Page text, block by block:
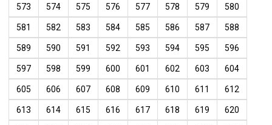
573 574 575 576 577 578 579 580
581 582 583 584 585 586 587 588
589 590 591 592 593 594 595 596
597 598 599 600 601 602 603 604
605 606 607 608 609 610 611 612
613 614 615 616 617 618 619 620